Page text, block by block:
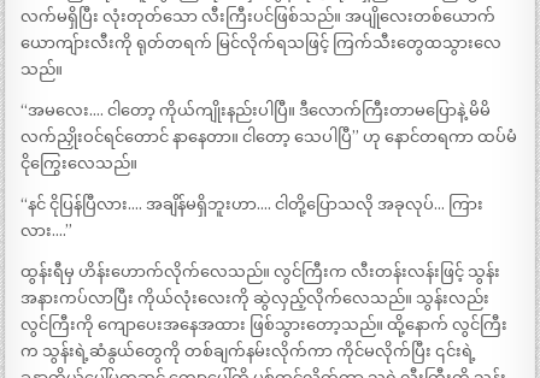
လက်မရှိပြီး လုံးတုတ်သော လီးကြီးပင်ဖြစ်သည်။ အပျိုလေးတစ်ယောက်
ယောကျ်ားလီးကို ရုတ်တရက် မြင်လိုက်ရသဖြင့် ကြက်သီးတွေထသွားလေ
သည်။
“အမလေး…. ငါတော့ ကိုယ်ကျိုးနည်းပါပြီ။ ဒီလောက်ကြီးတာမပြောနဲ့ မိမိ
လက်ညှိုးဝင်ရင်တောင် နာနေတာ။ ငါတော့ သေပါပြီ” ဟု နောင်တရကာ ထပ်မံ
ငိုကြွေးလေသည်။
“နင် ငိုပြန်ပြီလား…. အချိန်မရှိဘူးဟာ…. ငါတို့ပြောသလို အခုလုပ်… ကြား
လား….”
ထွန်းရီမှ ဟိန်းဟောက်လိုက်လေသည်။ လွင်ကြီးက လီးတန်းလန်းဖြင့် သွန်း
အနားကပ်လာပြီး ကိုယ်လုံးလေးကို ဆွဲလှည့်လိုက်လေသည်။ သွန်းလည်း
လွင်ကြီးကို ကျောပေးအနေအထား ဖြစ်သွားတော့သည်။ ထို့နောက် လွင်ကြီး
က သွန်းရဲ့ဆံနွယ်တွေကို တစ်ချက်နမ်းလိုက်ကာ ကိုင်မလိုက်ပြီး ၎င်းရဲ့